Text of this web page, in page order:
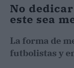
No
este sea
La forma de
futbolistas y